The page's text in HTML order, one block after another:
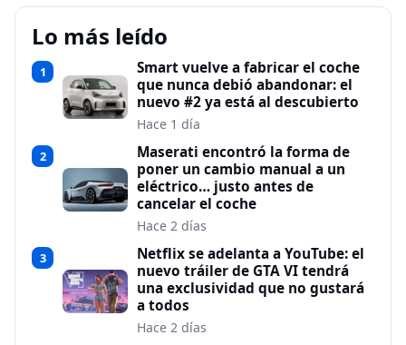
Lo más leído
1
Smart vuelve a fabricar el coche
que nunca debió abandonar: el
nuevo #2 ya está al descubierto
Hace 1 día
2
Maserati encontró la forma de
poner un cambio manual a un
eléctrico… justo antes de
cancelar el coche
Hace 2 días
3
Netflix se adelanta a YouTube: el
nuevo tráiler de GTA VI tendrá
una exclusividad que no gustará
a todos
Hace 2 días